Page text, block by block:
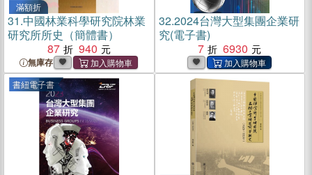
滿額折
31.中國林業科學研究院林業
研究所所史（簡體書）
87
940
無庫存
32.2024台灣大型集團企業研
究(電子書)
7
6930
書紐電子書